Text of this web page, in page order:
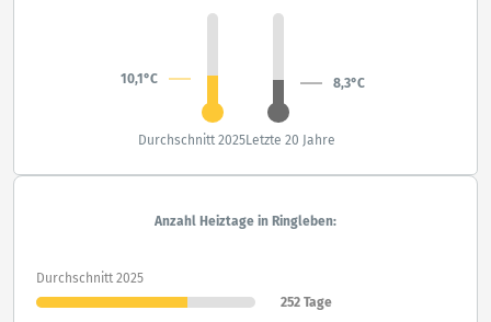
10,1°C 8,3°C
Durchschnitt 2025Letzte 20 Jahre
Anzahl Heiztage in Ringleben:
Durchschnitt 2025
252 Tage